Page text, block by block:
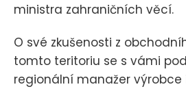
ministra zahraničních věcí.
O své zkušenosti z
tomto teritoriu se s vámi
regionální manažer